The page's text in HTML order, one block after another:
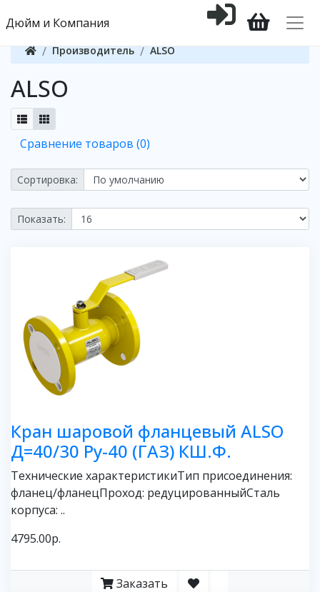
Дюйм и Компания
Производитель ALSO
ALSO
Сравнение товаров (0)
Сортировка:
Показать:
Кран шаровой фланцевый ALSO
Д=40/30 Ру-40 (ГАЗ) КШ.Ф.
Технические характеристикиТип присоединения:
фланец/фланецПроход: редуцированныйСталь
корпуса: ..
4795.00р.
Заказать